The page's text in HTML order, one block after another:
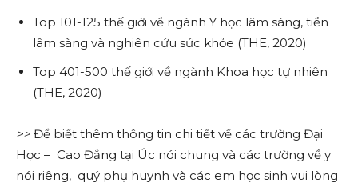
Top 101-125 thế giới về ngành Y học lâm sàng, tiền
lâm sàng và nghiên cứu sức khỏe (THE, 2020)
Top 401-500 thế giới về ngành Khoa học tự nhiên
(THE, 2020)
>> Để biết thêm thông tin chi tiết về các trường Đại
Học – Cao Đẳng tại Úc nói chung và các trường về y
nói riêng, quý phụ huynh và các em học sinh vui lòng